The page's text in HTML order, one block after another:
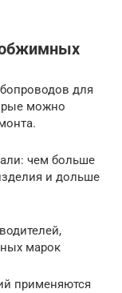
обжимных
для
можно
чем больше
и дольше
марок
применяются